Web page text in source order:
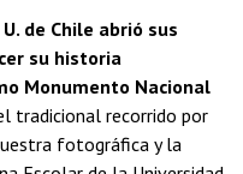
de Chile abrió sus
su historia
Monumento Nacional
tradicional recorrido por
fotográfica y la